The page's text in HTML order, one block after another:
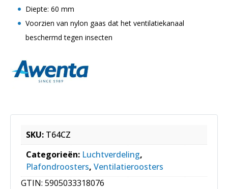
Diepte: 60 mm
Voorzien van nylon gaas dat het ventilatiekanaal
beschermd tegen insecten
SKU: T64CZ
Categorieën: Luchtverdeling,
Plafondroosters, Ventilatieroosters
GTIN: 5905033318076